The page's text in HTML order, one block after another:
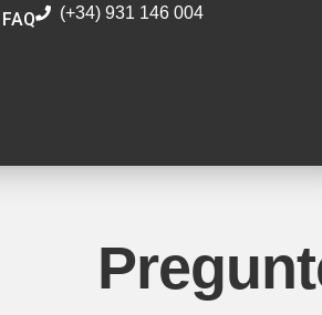
FAQ (+34) 931 146 004